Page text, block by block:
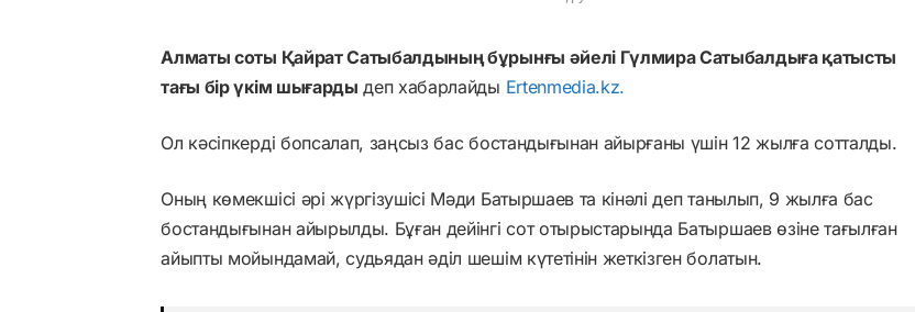
Алматы соты Қайрат Сатыбалдының бұрынғы әйелі Гүлмира Сатыбалдыға қатысты
тағы бір үкім шығарды деп хабарлайды Ertenmedia.kz.
Ол кәсіпкерді бопсалап, заңсыз бас бостандығынан айырғаны үшін 12 жылға сотталды.
Оның көмекшісі әрі жүргізушісі Мәди Батыршаев та кінәлі деп танылып, 9 жылға бас
бостандығынан айырылды. Бұған дейінгі сот отырыстарында Батыршаев өзіне тағылған
айыпты мойындамай, судьядан әділ шешім күтетінін жеткізген болатын.